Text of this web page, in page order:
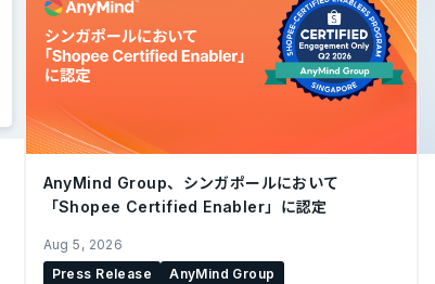
AnyMind Group、シンガポールにおいて
「Shopee Certified Enabler」に認定
Aug 5, 2026
Press Release
AnyMind Group